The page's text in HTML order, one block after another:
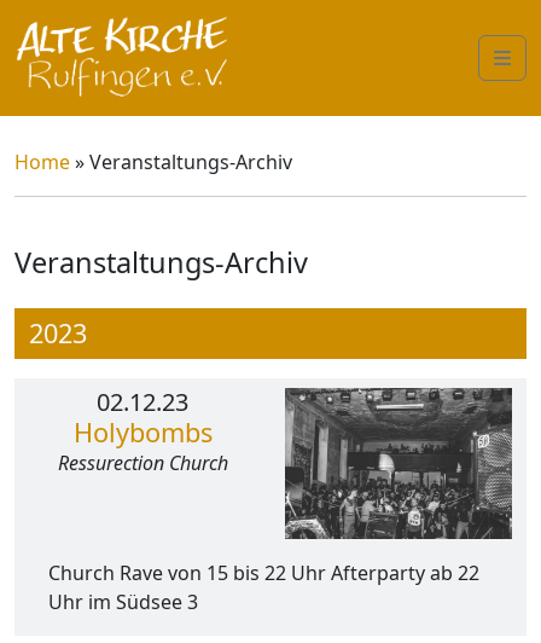
Home» Veranstaltungs-Archiv
Veranstaltungs-Archiv
2023
02.12.23
Holybombs
Ressurection Church
Church Rave von 15 bis 22 Uhr Afterparty ab 22
Uhr im Südsee 3